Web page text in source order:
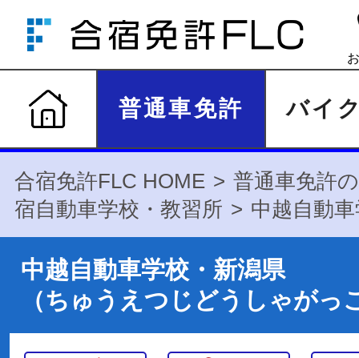
普通車免許 バイ
合宿免許FLC HOME
普通車免許
宿自動車学校・教習所
中越自動
中越自動車学校・新潟県
（ちゅうえつじどうしゃがっ